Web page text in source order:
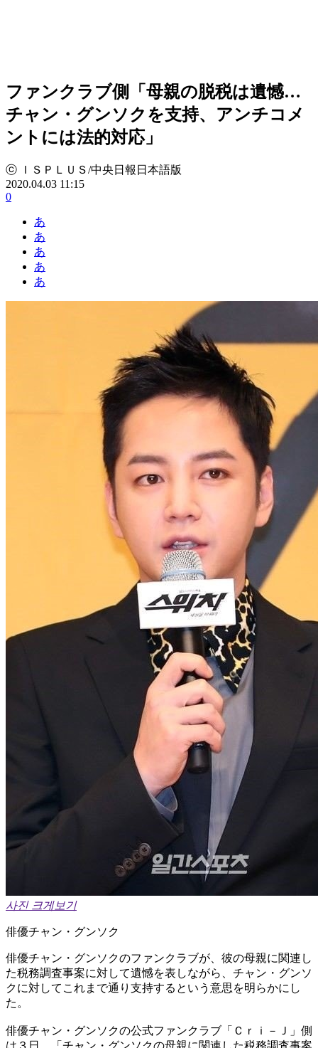
ファンクラブ側「母親の脱税は遺憾…
チャン・グンソクを支持、アンチコメ
ントには法的対応」
ⓒ ＩＳＰＬＵＳ/中央日報日本語版
2020.04.03 11:15
0
あ
あ
あ
あ
あ
사진 크게보기
俳優チャン・グンソク
俳優チャン・グンソクのファンクラブが、彼の母親に関連し
た税務調査事案に対して遺憾を表しながら、チャン・グンソ
クに対してこれまで通り支持するという意思を明らかにし
た。
俳優チャン・グンソクの公式ファンクラブ「Ｃｒｉ－Ｊ」側
は３日、「チャン・グンソクの母親に関連した税務調査事案